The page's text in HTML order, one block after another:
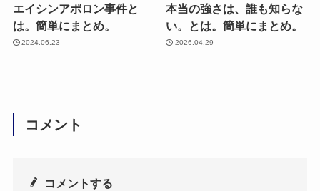
エイシンアポロン事件と
は。簡単にまとめ。
2024.06.23
本当の強さは、誰も知らな
い。とは。簡単にまとめ。
2026.04.29
コメント
コメントする